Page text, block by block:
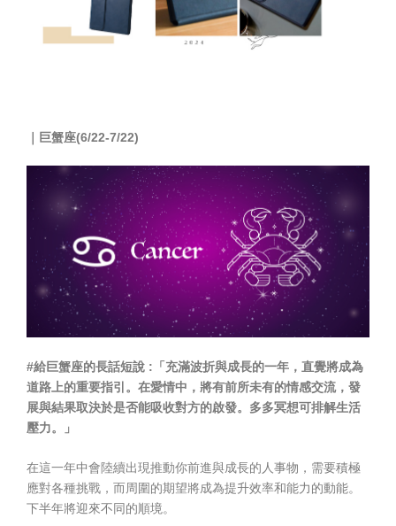
巨蟹座(6/22-7/22)
#給巨蟹座的長話短說 :「充滿波折與成長的一年，直覺將成為
道路上的重要指引。在愛情中，將有前所未有的情感交流，發
展與結果取決於是否能吸收對方的啟發。多多冥想可排解生活
壓力。」
在這一年中會陸續出現推動你前進與成長的人事物，需要積極
應對各種挑戰，而周圍的期望將成為提升效率和能力的動能。
下半年將迎來不同的順境。